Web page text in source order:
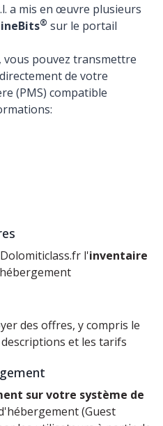
a mis en œuvre plusieurs
® sur le portail
vous pouvez transmettre
de votre
(PMS) compatible
l'inventaire
des offres, y compris le
et les tarifs
sur votre système de
(Guest